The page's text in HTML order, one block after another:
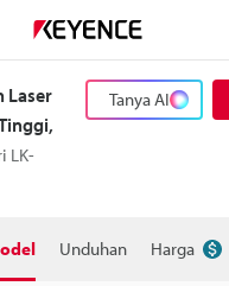
Laser
LK-
Tanya AI
Unduhan Harga